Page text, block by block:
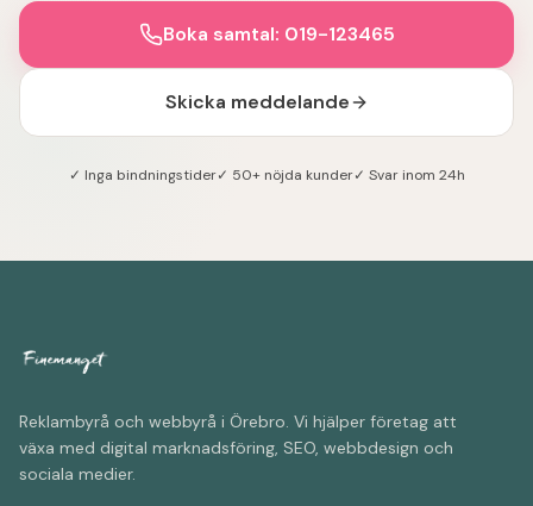
Boka samtal: 019-123465
Skicka meddelande
✓ Inga bindningstider✓ 50+ nöjda kunder✓ Svar inom 24h
Reklambyrå och webbyrå i Örebro. Vi hjälper företag att
växa med digital marknadsföring, SEO, webbdesign och
sociala medier.